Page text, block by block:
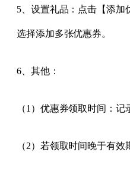
5、设置礼品：点击【添加
选择添加多张优惠券。
6、其他：
（1）优惠券领取时间：记
（2）若领取时间晚于有